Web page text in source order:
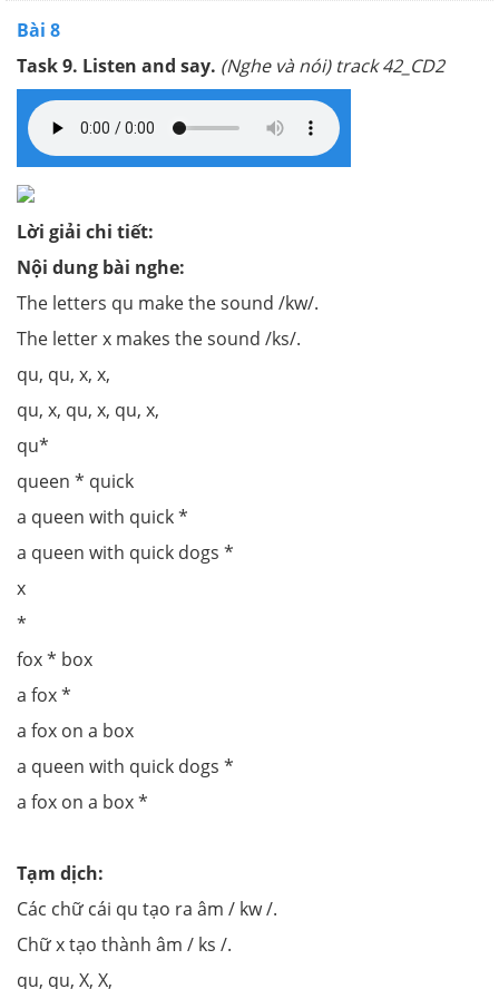
Bài 8
Task 9. Listen and say. (Nghe và nói) track 42_CD2
Lời giải chi tiết:
Nội dung bài nghe:
The letters qu make the sound /kw/.
The letter x makes the sound /ks/.
qu, qu, x, x,
qu, x, qu, x, qu, x,
qu*
queen * quick
a queen with quick *
a queen with quick dogs *
х
*
fox * box
a fox *
a fox on a box
a queen with quick dogs *
a fox on a box *
Tạm dịch:
Các chữ cái qu tạo ra âm / kw /.
Chữ x tạo thành âm / ks /.
qu, qu, X, X,